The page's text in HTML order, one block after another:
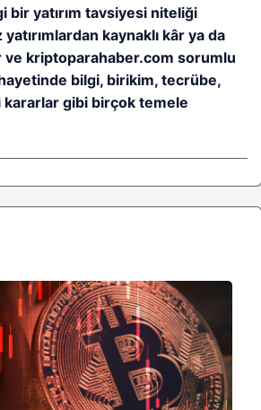
bir yatırım tavsiyesi niteliği
yatırımlardan kaynaklı kâr ya da
ve kriptoparahaber.com sorumlu
bilgi, birikim, tecrübe,
kararlar gibi birçok temele